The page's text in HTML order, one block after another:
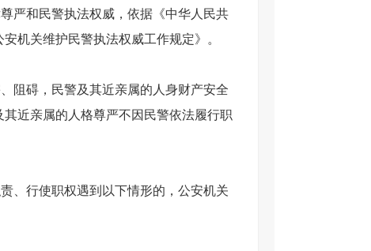
严和民警执法权威，依据《中华人民共
机关维护民警执法权威工作规定》。
阻碍，民警及其近亲属的人身财产安全
近亲属的人格尊严不因民警依法履行职
、行使职权遇到以下情形的，公安机关